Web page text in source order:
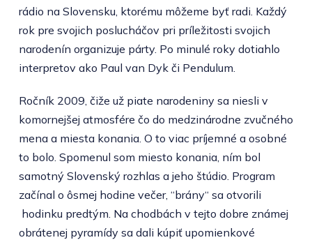
rádio na Slovensku, ktorému môžeme byť radi. Každý
rok pre svojich poslucháčov pri príležitosti svojich
narodenín organizuje párty. Po minulé roky dotiahlo
interpretov ako Paul van Dyk či Pendulum.
Ročník 2009, čiže už piate narodeniny sa niesli v
komornejšej atmosfére čo do medzinárodne zvučného
mena a miesta konania. O to viac príjemné a osobné
to bolo. Spomenul som miesto konania, ním bol
samotný Slovenský rozhlas a jeho štúdio. Program
začínal o ôsmej hodine večer, “brány“ sa otvorili
hodinku predtým. Na chodbách v tejto dobre známej
obrátenej pyramídy sa dali kúpiť upomienkové